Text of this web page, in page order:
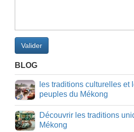
Valider
BLOG
les traditions culturelles et
peuples du Mékong
Découvrir les traditions
Mékong